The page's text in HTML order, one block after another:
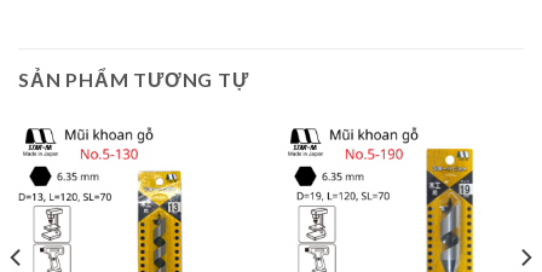
SẢN PHẨM TƯƠNG TỰ